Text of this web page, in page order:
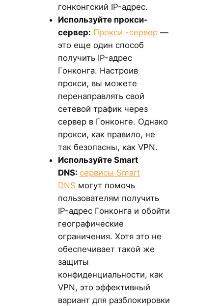
гонконгский IP-адрес.
Используйте прокси-
сервер: Прокси -сервер—
это еще один способ
получить IP-адрес
Гонконга. Настроив
прокси, вы можете
перенаправлять свой
сетевой трафик через
сервер в Гонконге. Однако
прокси, как правило, не
так безопасны, как VPN.
Используйте Smart
DNS: сервисы Smart
DNS могут помочь
пользователям получить
IP-адрес Гонконга и обойти
географические
ограничения. Хотя это не
обеспечивает такой же
защиты
конфиденциальности, как
VPN, это эффективный
вариант для разблокировки